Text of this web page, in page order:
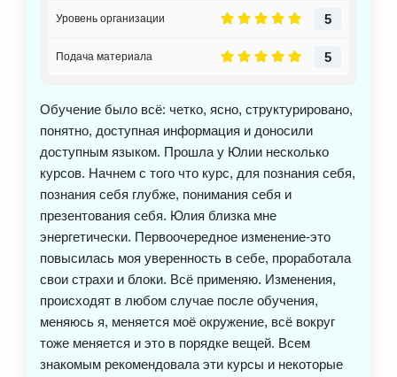
5
Уровень организации
5
Подача материала
Обучение было всё: четко, ясно, структурировано,
понятно, доступная информация и доносили
доступным языком. Прошла у Юлии несколько
курсов. Начнем с того что курс, для познания себя,
познания себя глубже, понимания себя и
презентования себя. Юлия близка мне
энергетически. Первоочередное изменение-это
повысилась моя уверенность в себе, проработала
свои страхи и блоки. Всё применяю. Изменения,
происходят в любом случае после обучения,
меняюсь я, меняется моё окружение, всё вокруг
тоже меняется и это в порядке вещей. Всем
знакомым рекомендовала эти курсы и некоторые